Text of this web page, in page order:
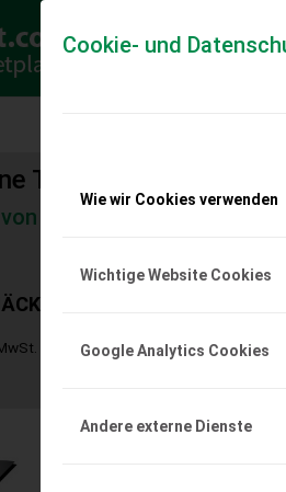
Cookie- und
Wie wir Cookies verwenden
Wichtige Website Cookies
Google Analytics Cookies
Andere externe Dienste
Land- und
GS 340IS